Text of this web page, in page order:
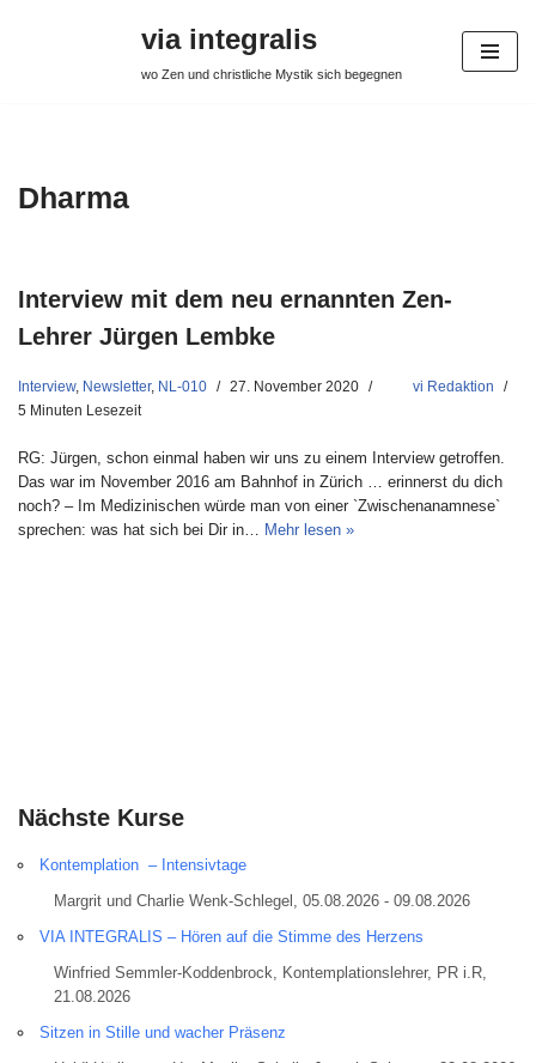
via integralis
wo Zen und christliche Mystik sich begegnen
Dharma
Interview mit dem neu ernannten Zen-
Lehrer Jürgen Lembke
Interview, Newsletter, NL-010 27. November 2020
vi Redaktion
5 Minuten Lesezeit
RG: Jürgen, schon einmal haben wir uns zu einem Interview getroffen.
Das war im November 2016 am Bahnhof in Zürich … erinnerst du dich
noch? – Im Medizinischen würde man von einer `Zwischenanamnese`
sprechen: was hat sich bei Dir in… Mehr lesen »
Nächste Kurse
Kontemplation – Intensivtage
Margrit und Charlie Wenk-Schlegel, 05.08.2026 - 09.08.2026
VIA INTEGRALIS – Hören auf die Stimme des Herzens
Winfried Semmler-Koddenbrock, Kontemplationslehrer, PR i.R,
21.08.2026
Sitzen in Stille und wacher Präsenz